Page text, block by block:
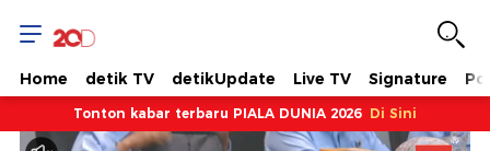
Home detik TV detikUpdate Live TV Signature
Tonton kabar terbaru PIALA DUNIA 2026 Di Sini